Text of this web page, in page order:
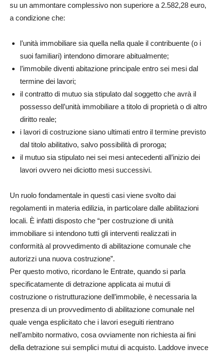
su un ammontare complessivo non superiore a 2.582,28 euro,
a condizione che:
l’unità immobiliare sia quella nella quale il contribuente (o i
suoi familiari) intendono dimorare abitualmente;
l’immobile diventi abitazione principale entro sei mesi dal
termine dei lavori;
il contratto di mutuo sia stipulato dal soggetto che avrà il
possesso dell’unità immobiliare a titolo di proprietà o di altro
diritto reale;
i lavori di costruzione siano ultimati entro il termine previsto
dal titolo abilitativo, salvo possibilità di proroga;
il mutuo sia stipulato nei sei mesi antecedenti all’inizio dei
lavori ovvero nei diciotto mesi successivi.
Un ruolo fondamentale in questi casi viene svolto dai
regolamenti in materia edilizia, in particolare dalle abilitazioni
locali. È infatti disposto che “per costruzione di unità
immobiliare si intendono tutti gli interventi realizzati in
conformità al provvedimento di abilitazione comunale che
autorizzi una nuova costruzione”.
Per questo motivo, ricordano le Entrate, quando si parla
specificatamente di detrazione applicata ai mutui di
costruzione o ristrutturazione dell’immobile, è necessaria la
presenza di un provvedimento di abilitazione comunale nel
quale venga esplicitato che i lavori eseguiti rientrano
nell’ambito normativo, cosa ovviamente non richiesta ai fini
della detrazione sui semplici mutui di acquisto. Laddove invece